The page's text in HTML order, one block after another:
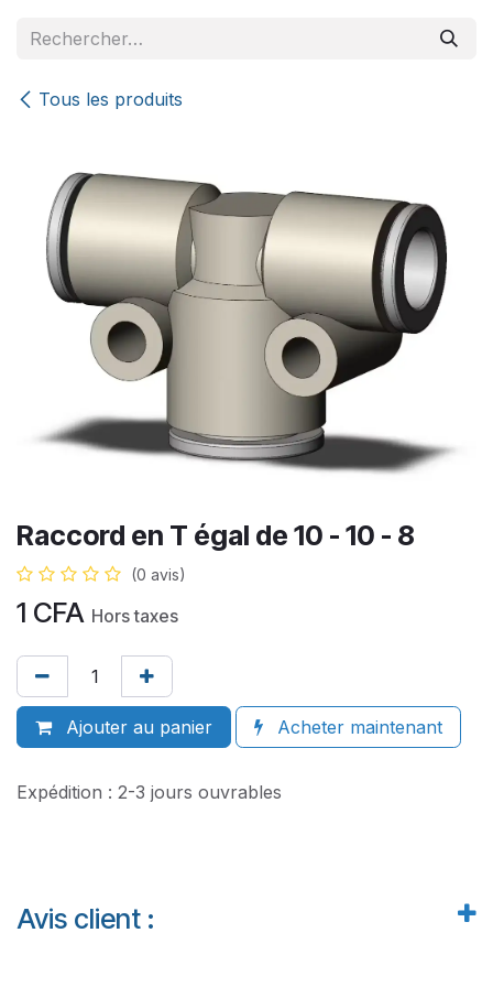
Tous les produits
Raccord en T égal de 10 - 10 - 8
(0 avis)
1 CFA Hors taxes
Ajouter au panier Acheter maintenant
Expédition : 2-3 jours ouvrables
Avis client :